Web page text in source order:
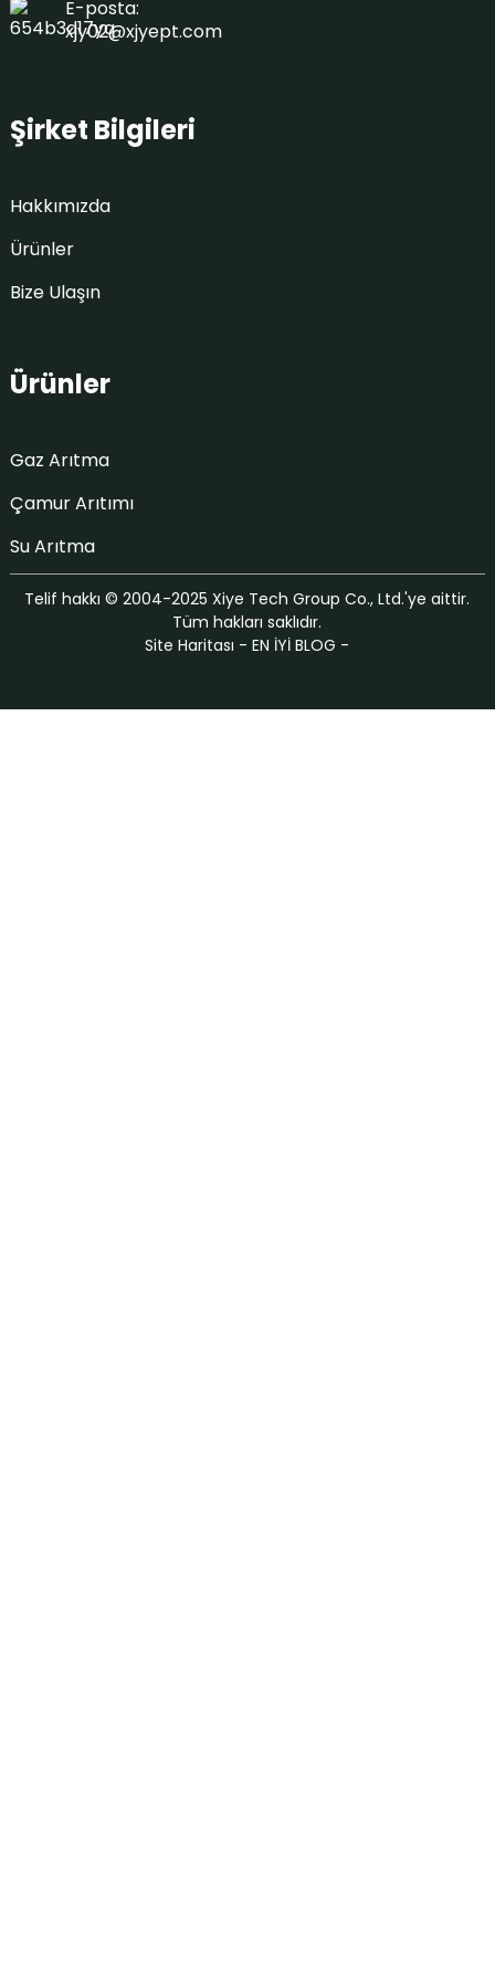
E-posta:
xjy02@xjyept.com
Şirket Bilgileri
Hakkımızda
Ürünler
Bize Ulaşın
Ürünler
Gaz Arıtma
Çamur Arıtımı
Su Arıtma
Telif hakkı © 2004-2025 Xiye Tech Group Co., Ltd.'ye aittir.
Tüm hakları saklıdır.
Site Haritası -EN İYİ BLOG -